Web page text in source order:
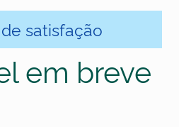
satisfação
em breve